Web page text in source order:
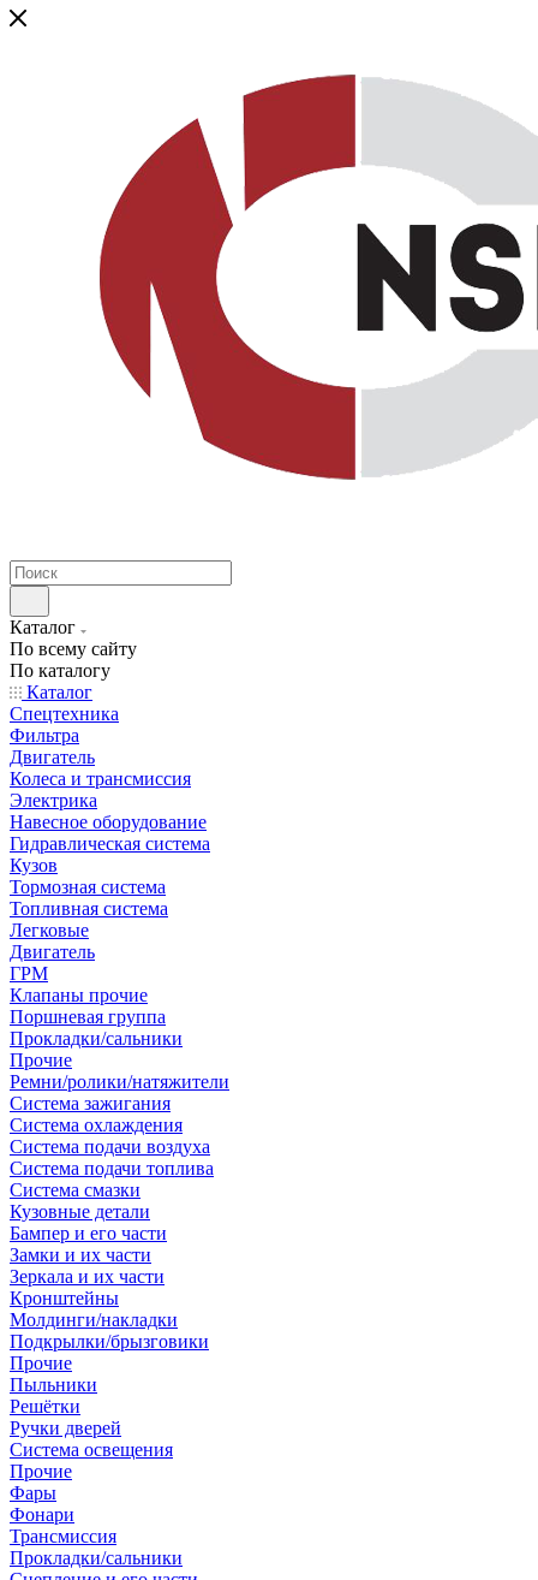
Каталог
По всему сайту
По каталогу
Каталог
Спецтехника
Фильтра
Двигатель
Колеса и трансмиссия
Электрика
Навесное оборудование
Гидравлическая система
Кузов
Тормозная система
Топливная система
Легковые
Двигатель
ГРМ
Клапаны прочие
Поршневая группа
Прокладки/сальники
Прочие
Ремни/ролики/натяжители
Система зажигания
Система охлаждения
Система подачи воздуха
Система подачи топлива
Система смазки
Кузовные детали
Бампер и его части
Замки и их части
Зеркала и их части
Кронштейны
Молдинги/накладки
Подкрылки/брызговики
Прочие
Пыльники
Решётки
Ручки дверей
Система освещения
Прочие
Фары
Фонари
Трансмиссия
Прокладки/сальники